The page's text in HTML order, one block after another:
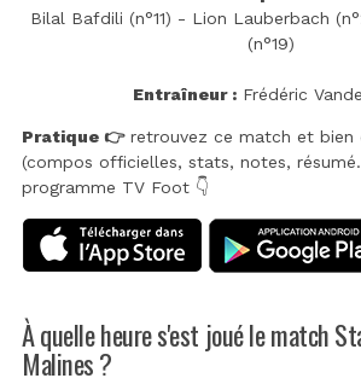
Bilal Bafdili (n°11) - Lion Lauberbach
(n°19)
Entraîneur :Frédéric
Pratique 👉retrouvez ce match et bien
(compos officielles, stats, notes,
programme TV Foot 👇
À quelle heure s'est joué le match
Malines ?